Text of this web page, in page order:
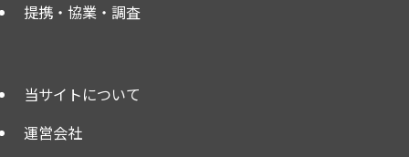
提携・協業・調査
当サイトについて
運営会社